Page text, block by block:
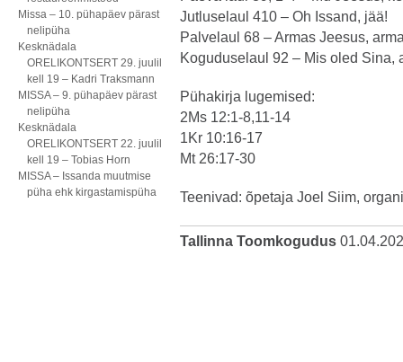
Missa – 10. pühapäev pärast
nelipüha
Kesknädala
ORELIKONTSERT 29. juulil
kell 19 – Kadri Traksmann
MISSA – 9. pühapäev pärast
nelipüha
Kesknädala
ORELIKONTSERT 22. juulil
kell 19 – Tobias Horn
MISSA – Issanda muutmise
püha ehk kirgastamispüha
Jutluselaul 410 – Oh Issand, jää!
Palvelaul 68 – Armas Jeesus,
Koguduselaul 92 – Mis oled Sina,
Pühakirja lugemised:
2Ms 12:1-8,11-14
1Kr 10:16-17
Mt 26:17-30
Teenivad: õpetaja Joel Siim,
Tallinna Toomkogudus